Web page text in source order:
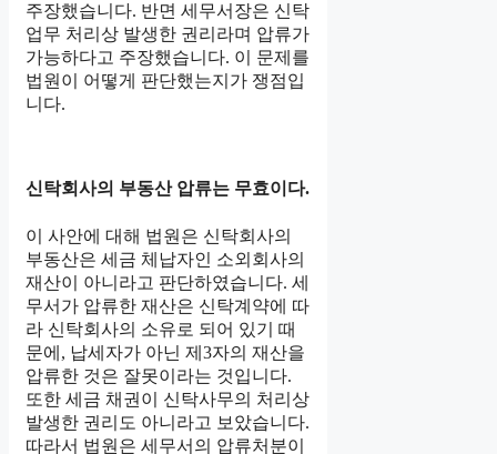
주장했습니다. 반면 세무서장은 신탁
업무 처리상 발생한 권리라며 압류가
가능하다고 주장했습니다. 이 문제를
법원이 어떻게 판단했는지가 쟁점입
니다.
신탁회사의 부동산 압류는 무효이다.
이 사안에 대해 법원은 신탁회사의
부동산은 세금 체납자인 소외회사의
재산이 아니라고 판단하였습니다. 세
무서가 압류한 재산은 신탁계약에 따
라 신탁회사의 소유로 되어 있기 때
문에, 납세자가 아닌 제3자의 재산을
압류한 것은 잘못이라는 것입니다.
또한 세금 채권이 신탁사무의 처리상
발생한 권리도 아니라고 보았습니다.
따라서 법원은 세무서의 압류처분이